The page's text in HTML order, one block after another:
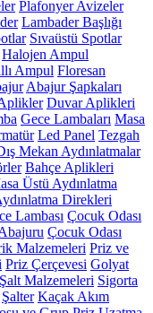
Plafonyer Avizeler
Lambader Başlığı
Sıvaüstü Spotlar
Halojen Ampul
Ampul Floresan
Abajur Şapkaları
Duvar Aplikleri
Gece Lambaları Masa
Led Panel Tezgah
Mekan Aydınlatmalar
Bahçe Aplikleri
Üstü Aydınlatma
Direkleri
Lambası Çocuk Odası
Çocuk Odası
Malzemeleri Priz ve
Priz Çerçevesi Golyat
Şalt Malzemeleri Sigorta
Şalter Kaçak Akım